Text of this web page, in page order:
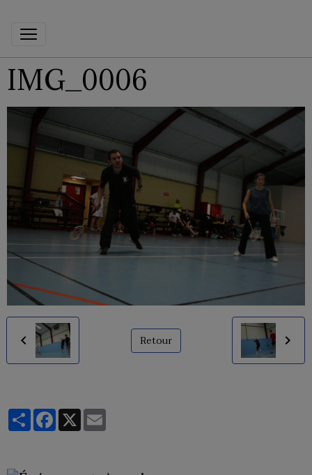
IMG_0006
Retour
PartagerFacebook
X